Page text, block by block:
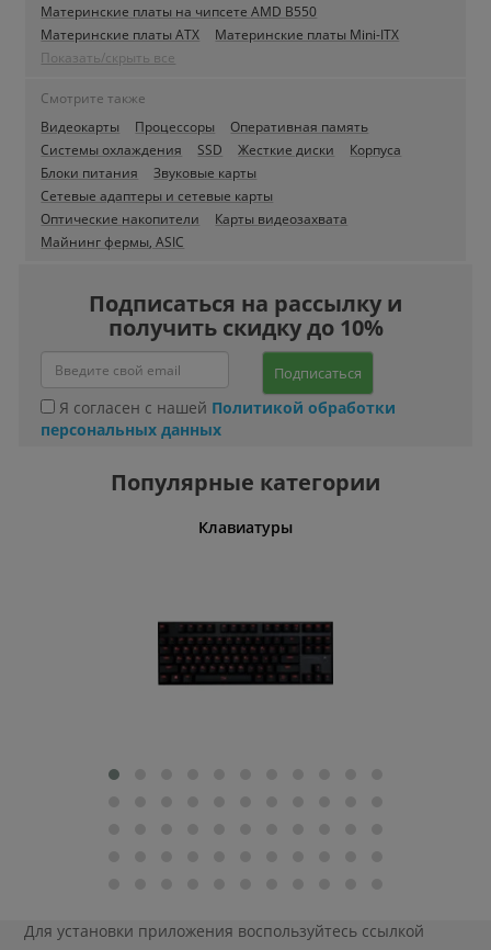
Материнские платы на чипсете AMD B550
Материнские платы ATX
Материнские платы Mini-ITX
Показать/скрыть все
Смотрите также
Видеокарты
Процессоры
Оперативная память
Системы охлаждения
SSD Жесткие диски
Корпуса
Блоки питания
Звуковые карты
Сетевые адаптеры и сетевые карты
Оптические накопители
Карты видеозахвата
Майнинг фермы, ASIC
Подписаться на рассылку и
получить скидку до 10%
Подписаться
Я согласен с нашей Политикой обработки
персональных данных
Популярные категории
Клавиатуры
Для установки приложения воспользуйтесь ссылкой